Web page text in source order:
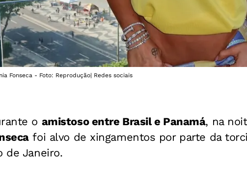
Fonseca - Foto: Reprodução| Redes sociais
o amistoso entre Brasil e Panamá, na
foi alvo de xingamentos por parte da
de Janeiro.